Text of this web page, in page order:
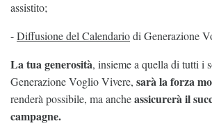
assistito;
-Diffusione del Calendariodi Generazione
La tua generosità, insieme a quella di tutti i
Generazione Voglio Vivere, sarà la forza
renderà possibile, ma ancheassicurerà il
campagne.